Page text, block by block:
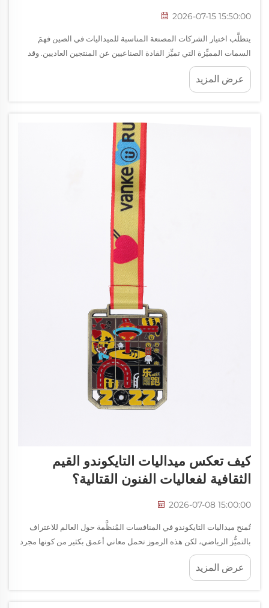
2026-07-15 15:50:00
يتطلَّب اختيار الشركات المصنعة المناسبة للميداليات في الصين فهمَ
السمات المميِّزة التي تميِّز القادة الصناعيين عن المنتجين العاديين. وقد
برزت الصين كمركز عالمي لإنتاج الميداليات، حيث تقدِّم كفاءةً تكلفةً
وتقنياتٍ متقدِّمةً...
عرض المزيد
كيف تعكس ميداليات التايكوندو القيم
الثقافية لفعاليات الفنون القتالية؟
2026-07-08 15:00:00
تُمنح ميداليات التايكوندو في المنافسات المُنظَّمة حول العالم للاعتراف
بالتميُّز الرياضي، لكن هذه الرموز تحمل معاني أعمق بكثير من كونها مجرد
وسيلة للاعتراف. فكل ميدالية تُقدَّم في حدث تايكوندو تمثِّل قرونًا من
التقاليد القتالية والفلسفية...
عرض المزيد